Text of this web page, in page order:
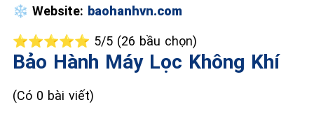
❄️ Website: baohanhvn.com
⭐⭐⭐⭐⭐ 5/5 (26 bầu chọn)
Bảo Hành Máy Lọc Không Khí
(Có 0 bài viết)